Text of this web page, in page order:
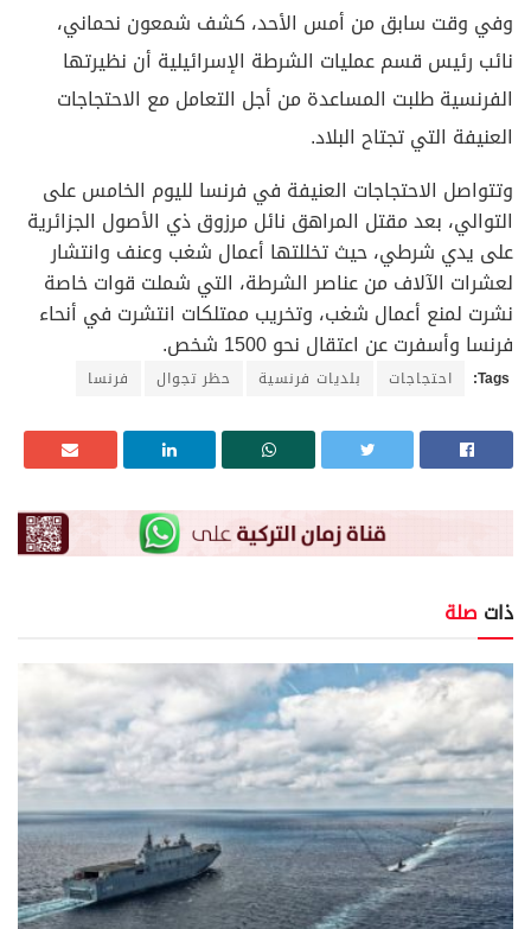
وفي وقت سابق من أمس الأحد، كشف شمعون نحماني،
نائب رئيس قسم عمليات الشرطة الإسرائيلية أن نظيرتها
الفرنسية طلبت المساعدة من أجل التعامل مع الاحتجاجات
العنيفة التي تجتاح البلاد.
وتتواصل الاحتجاجات العنيفة في فرنسا لليوم الخامس على
التوالي، بعد مقتل المراهق نائل مرزوق ذي الأصول الجزائرية
على يدي شرطي، حيث تخللتها أعمال شغب وعنف وانتشار
لعشرات الآلاف من عناصر الشرطة، التي شملت قوات خاصة
نشرت لمنع أعمال شغب، وتخريب ممتلكات انتشرت في أنحاء
فرنسا وأسفرت عن اعتقال نحو 1500 شخص.
Tags: احتجاجات بلديات فرنسية حظر تجوال فرنسا
ذات صلة